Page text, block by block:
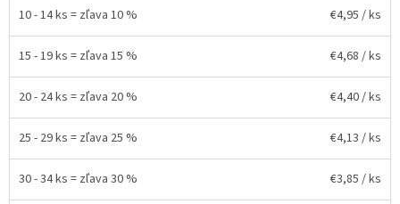
10 - 14 ks = zľava 10 % €4,95 / ks
15 - 19 ks = zľava 15 % €4,68 / ks
20 - 24 ks = zľava 20 % €4,40/ ks
25 - 29 ks = zľava 25 % €4,13 / ks
30 - 34 ks = zľava 30 % €3,85 / ks